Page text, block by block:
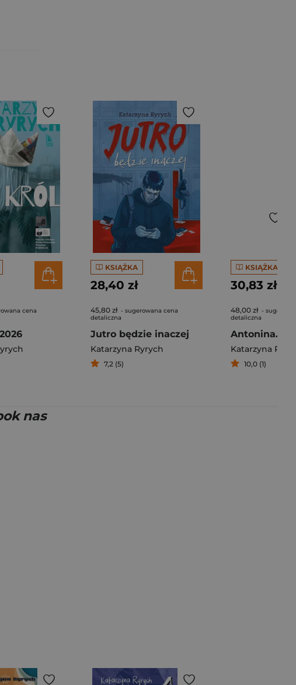
cena
KSIĄŻKA
28,40 zł
45,80 zł - sugerowana cena
detaliczna
Jutro będzie inaczej
Katarzyna Ryrych
7,2 (5)
KSIĄŻKA
30,83 zł
48,00 zł -
detaliczna
Katarzyna
10,0 (1)
nas